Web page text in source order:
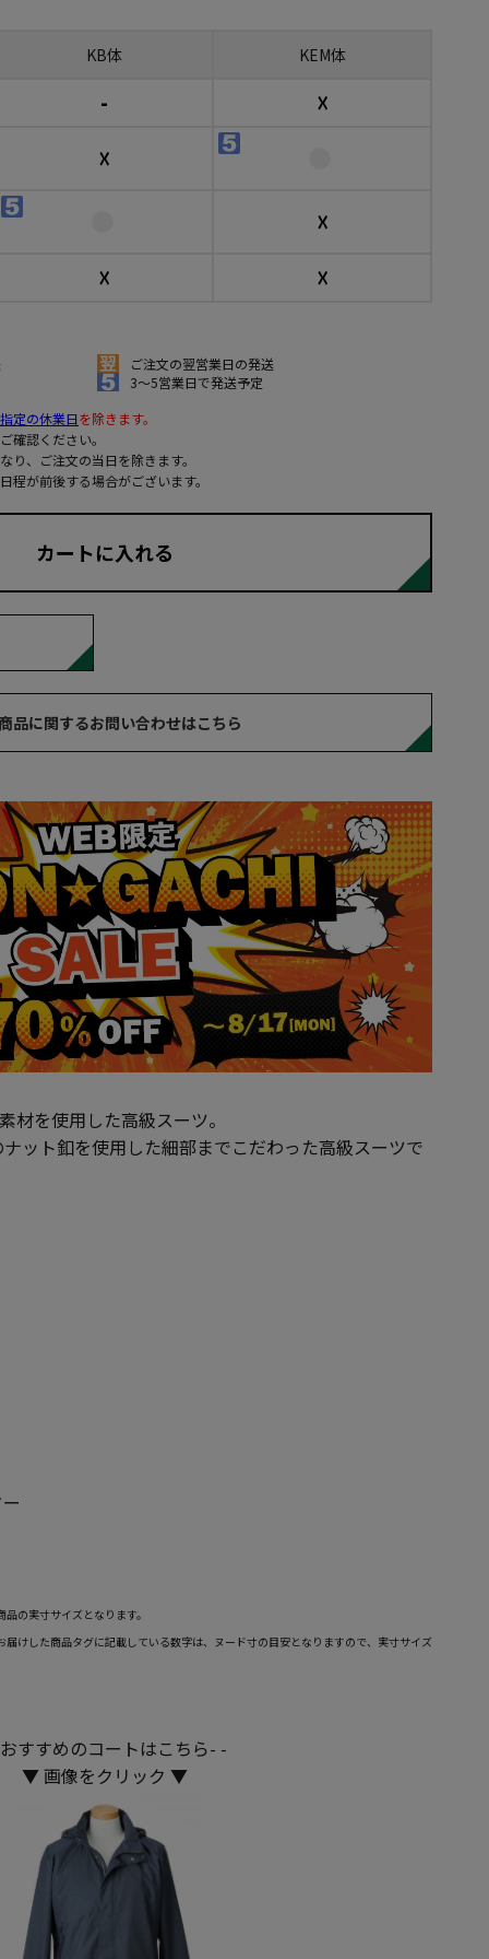
KB体 KEM体
-
☓
☓
☓
☓
☓
ご注文の翌営業日の発送
3～5営業日で発送予定
定の休業日を除きます。
確認ください。
、ご注文の当日を除きます。
が前後する場合がございます。
カートに入れる
品に関するお問い合わせはこちら
材を使用した高級スーツ。
ット釦を使用した細部までこだわった高級スーツで
の実寸サイズとなります。
けした商品タグに記載している数字は、ヌード寸の目安となりますので、実寸サイズ
すすめのコートはこちら- -
▼ 画像をクリック ▼